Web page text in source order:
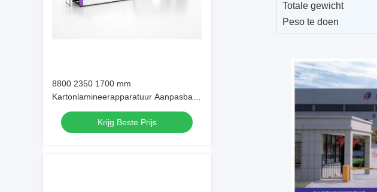
8800 2350 1700 mm
Kartonlamineerapparatuur Aanpasbaar
ontwerp met lamineerprestaties en
eenvoudig onderhoud
Krijg Beste Prijs
Totale gewicht
Peso te doen